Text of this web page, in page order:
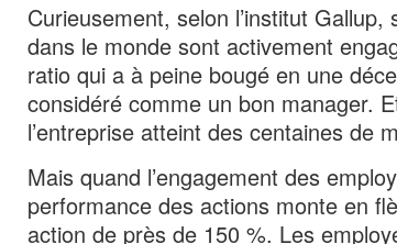
Curieusement, selon l’institut
dans le monde sont activement
ratio qui a à peine bougé en une
considéré comme un bon manager.
l’entreprise atteint des centaines de
Mais quand l’engagement des
performance des actions monte en
action de près de 150 %. Les